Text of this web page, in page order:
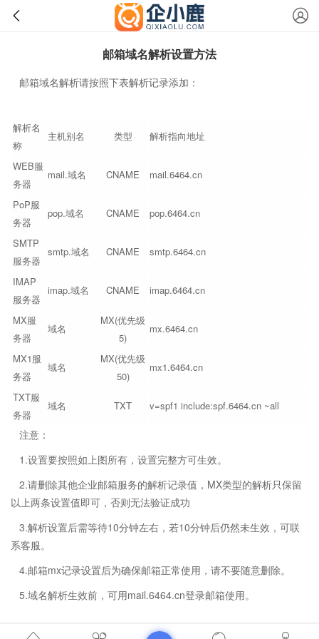
邮箱域名解析设置方法
邮箱域名解析请按照下表解析记录添加：
解析名
称
主机别名 类型 解析指向地址
WEB服
务器
mail.域名 CNAME mail.6464.cn
PoP服
务器
pop.域名 CNAME pop.6464.cn
SMTP
服务器
smtp.域名 CNAME smtp.6464.cn
IMAP
服务器
imap.域名 CNAME imap.6464.cn
MX服
务器
域名
MX(优先级
5)
mx.6464.cn
MX1服
务器
域名
MX(优先级
50)
mx1.6464.cn
TXT服
务器
域名 TXT v=spf1 include:spf.6464.cn ~all
注意：
1.设置要按照如上图所有，设置完整方可生效。
2.请删除其他企业邮箱服务的解析记录值，MX类型的解析只保留
以上两条设置值即可，否则无法验证成功
3.解析设置后需等待10分钟左右，若10分钟后仍然未生效，可联
系客服。
4.邮箱mx记录设置后为确保邮箱正常使用，请不要随意删除。
5.域名解析生效前，可用mail.6464.cn登录邮箱使用。